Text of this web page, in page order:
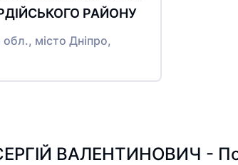
РАЙОНУ
місто Дніпро,
ВАЛЕНТИНОВИЧ -